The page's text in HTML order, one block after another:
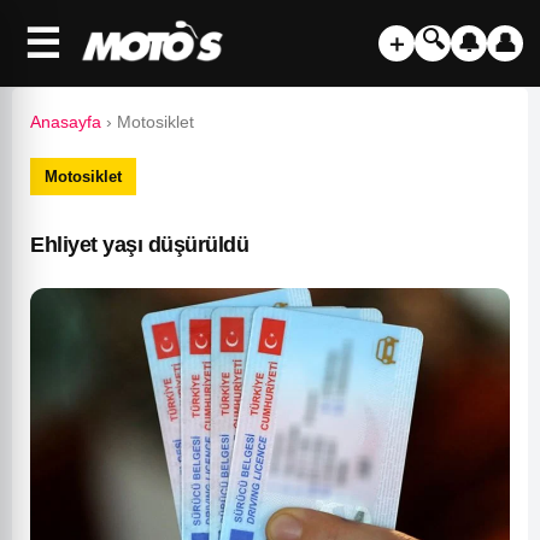
☰ ＋ 🔍 🔔 👤
Anasayfa › Motosiklet
Motosiklet
Ehliyet yaşı düşürüldü